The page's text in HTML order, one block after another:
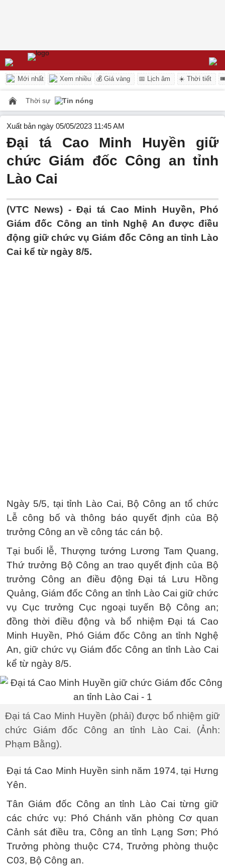
Mới nhất Xem nhiều 💰 Giá vàng 📅 Lịch âm ☀️ Thời tiết
Thời sự Tin nóng
Xuất bản ngày 05/05/2023 11:45 AM
Đại tá Cao Minh Huyền giữ
chức Giám đốc Công an tỉnh
Lào Cai
(VTC News) -Đại tá Cao Minh Huyền, Phó
Giám đốc Công an tỉnh Nghệ An được điều
động giữ chức vụ Giám đốc Công an tỉnh Lào
Cai kể từ ngày 8/5.
Ngày 5/5, tại tỉnh Lào Cai, Bộ Công an tổ chức
Lễ công bố và thông báo quyết định của Bộ
trưởng Công an về công tác cán bộ.
Tại buổi lễ, Thượng tướng Lương Tam Quang,
Thứ trưởng Bộ Công an trao quyết định của Bộ
trưởng Công an điều động Đại tá Lưu Hồng
Quảng, Giám đốc Công an tỉnh Lào Cai giữ chức
vụ Cục trưởng Cục ngoại tuyến Bộ Công an;
đồng thời điều động và bổ nhiệm Đại tá Cao
Minh Huyền, Phó Giám đốc Công an tỉnh Nghệ
An, giữ chức vụ Giám đốc Công an tỉnh Lào Cai
kể từ ngày 8/5.
Đại tá Cao Minh Huyền (phải) được bổ nhiệm giữ
chức Giám đốc Công an tỉnh Lào Cai. (Ảnh:
Phạm Bằng).
Đại tá Cao Minh Huyền sinh năm 1974, tại Hưng
Yên.
Tân Giám đốc Công an tỉnh Lào Cai từng giữ
các chức vụ: Phó Chánh văn phòng Cơ quan
Cảnh sát điều tra, Công an tỉnh Lạng Sơn; Phó
Trưởng phòng thuộc C74, Trưởng phòng thuộc
C03, Bộ Công an.